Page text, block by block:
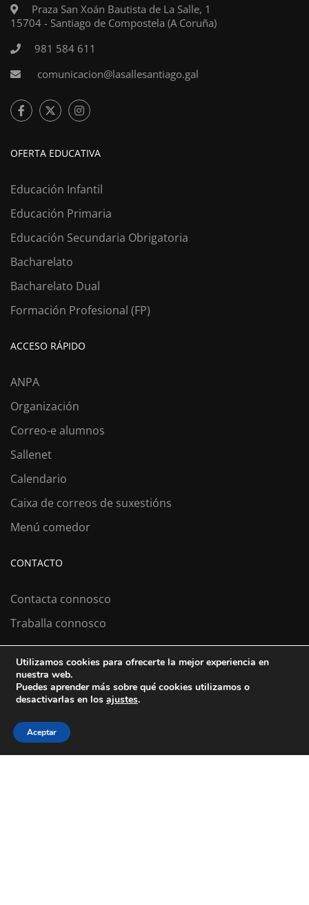
Praza San Xoán Bautista de La Salle, 1
15704 - Santiago de Compostela (A Coruña)
981 584 611
comunicacion@lasallesantiago.gal
OFERTA EDUCATIVA
Educación Infantil
Educación Primaria
Educación Secundaria Obrigatoria
Bacharelato
Bacharelato Dual
Formación Profesional (FP)
ACCESO RÁPIDO
ANPA
Organización
Correo-e alumnos
Sallenet
Calendario
Caixa de correos de suxestións
Menú comedor
CONTACTO
Contacta connosco
Traballa connosco
Colexio La Salle Santiago
Aviso Legal
Política de cookies
Política de privacidad
Utilizamos cookies para ofrecerte la mejor experiencia en
nuestra web.
Puedes aprender más sobre qué cookies utilizamos o
desactivarlas en los ajustes.
Aceptar